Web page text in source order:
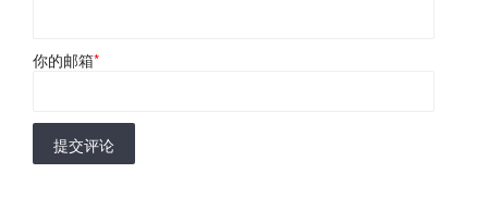
你的邮箱*
提交评论